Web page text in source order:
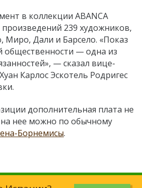
в коллекции ABANCA
произведений 239 художников,
Миро, Дали и Барсело. «Показ
общественности — одна из
— сказал вице-
Карлос Эскотель Родригес
дополнительная плата не
на нее можно по обычному
Борнемисы.